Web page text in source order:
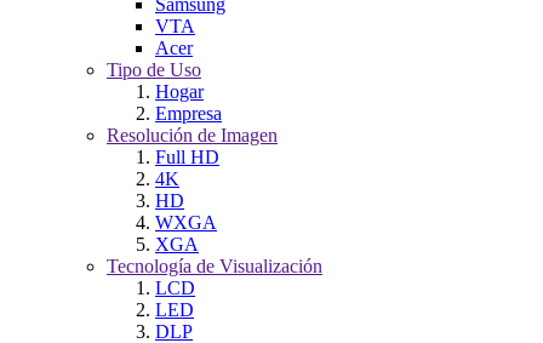
VTA
Acer
Tipo de Uso
Hogar
Empresa
Resolución de Imagen
Full HD
4K
HD
WXGA
XGA
Tecnología de Visualización
LCD
LED
DLP